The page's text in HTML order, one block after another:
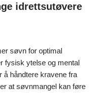
idrettsutøvere
søvn for optimal
fysisk ytelse og mental
å håndtere kravene fra
at søvnmangel kan føre